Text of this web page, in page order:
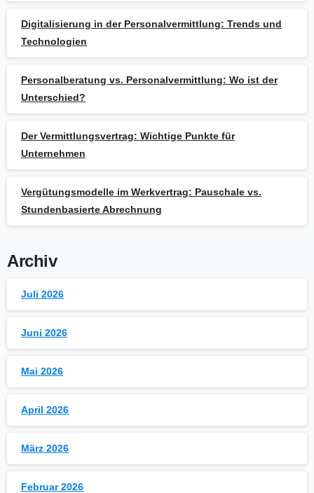
Digitalisierung in der Personalvermittlung: Trends und
Technologien
Personalberatung vs. Personalvermittlung: Wo ist der
Unterschied?
Der Vermittlungsvertrag: Wichtige Punkte für
Unternehmen
Vergütungsmodelle im Werkvertrag: Pauschale vs.
Stundenbasierte Abrechnung
Archiv
Juli 2026
Juni 2026
Mai 2026
April 2026
März 2026
Februar 2026